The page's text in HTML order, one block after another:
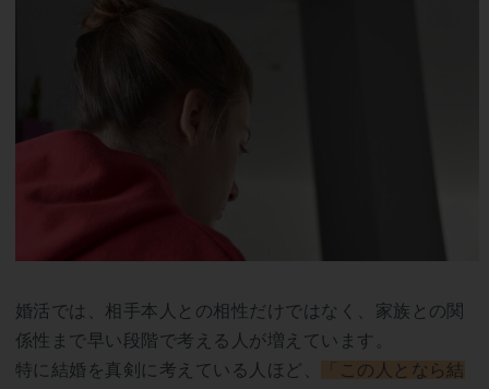
婚活では、相手本人との相性だけではなく、家族との関
係性まで早い段階で考える人が増えています。
特に結婚を真剣に考えている人ほど、
「この人となら結